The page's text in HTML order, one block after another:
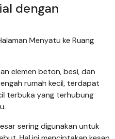
dengan
Menyatu ke Ruang
elemen beton, besi, dan
rumah kecil, terdapat
terbuka yang terhubung
sering digunakan untuk